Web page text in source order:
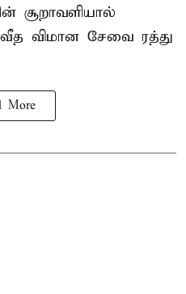
சூறாவளியால்
விமான சேவை ரத்து
More